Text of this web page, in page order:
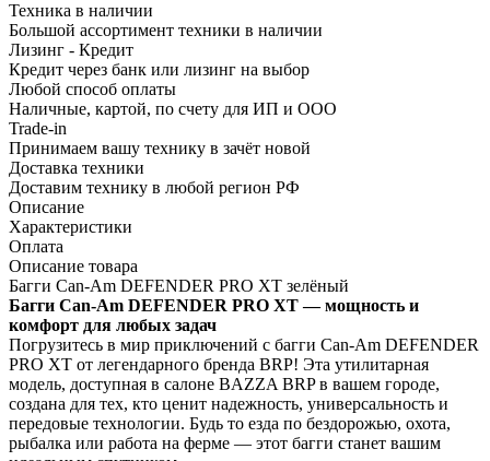
Техника в наличии
Большой ассортимент техники в наличии
Лизинг - Кредит
Кредит через банк или лизинг на выбор
Любой способ оплаты
Наличные, картой, по счету для ИП и ООО
Trade-in
Принимаем вашу технику в зачёт новой
Доставка техники
Доставим технику в любой регион РФ
Описание
Характеристики
Оплата
Описание товара
Багги Can-Am DEFENDER PRO XT зелёный
Багги Can-Am DEFENDER PRO XT — мощность и
комфорт для любых задач
Погрузитесь в мир приключений с багги Can-Am DEFENDER
PRO XT от легендарного бренда BRP! Эта утилитарная
модель, доступная в салоне BAZZA BRP в вашем городе,
создана для тех, кто ценит надежность, универсальность и
передовые технологии. Будь то езда по бездорожью, охота,
рыбалка или работа на ферме — этот багги станет вашим